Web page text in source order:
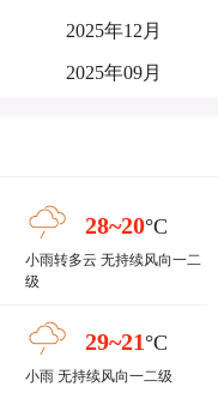
2025年12月
2025年09月
28~20°C
小雨转多云 无持续风向一二
级
29~21 °C
小雨 无持续风向一二级